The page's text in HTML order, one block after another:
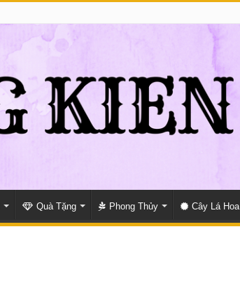
Quà Tặng Phong Thủy Cây Lá Hoa